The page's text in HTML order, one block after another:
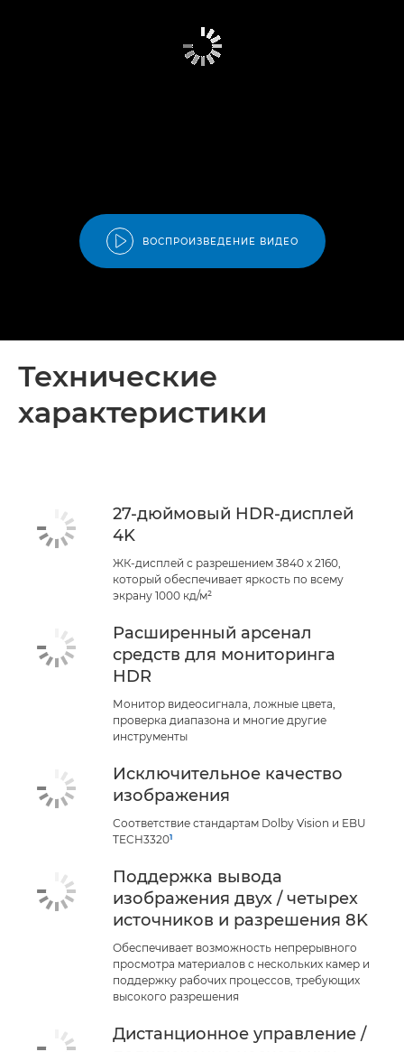
ВОСПРОИЗВЕДЕНИЕ ВИДЕО
Технические
характеристики
27-дюймовый HDR-дисплей
4K
ЖК-дисплей с разрешением 3840 x 2160,
который обеспечивает яркость по всему
экрану 1000 кд/м²
Расширенный арсенал
средств для мониторинга
HDR
Монитор видеосигнала, ложные цвета,
проверка диапазона и многие другие
инструменты
Исключительное качество
изображения
Соответствие стандартам Dolby Vision и EBU
TECH33201
Поддержка вывода
изображения двух / четырех
источников и разрешения 8K
Обеспечивает возможность непрерывного
просмотра материалов с нескольких камер и
поддержку рабочих процессов, требующих
высокого разрешения
Дистанционное управление /